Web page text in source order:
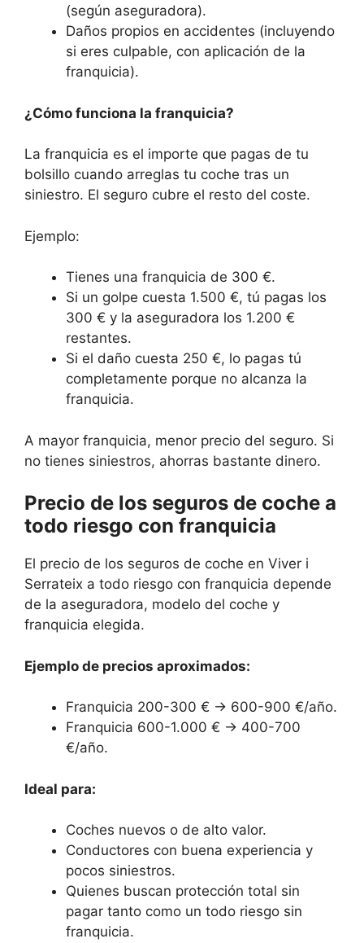
(según aseguradora).
Daños propios en accidentes (incluyendo
si eres culpable, con aplicación de la
franquicia).
¿Cómo funciona la franquicia?
La franquicia es el importe que pagas de tu
bolsillo cuando arreglas tu coche tras un
siniestro. El seguro cubre el resto del coste.
Ejemplo:
Tienes una franquicia de 300 €.
Si un golpe cuesta 1.500 €, tú pagas los
300 € y la aseguradora los 1.200 €
restantes.
Si el daño cuesta 250 €, lo pagas tú
completamente porque no alcanza la
franquicia.
A mayor franquicia, menor precio del seguro. Si
no tienes siniestros, ahorras bastante dinero.
Precio de los seguros de coche a
todo riesgo con franquicia
El precio de los seguros de coche en Viver i
Serrateix a todo riesgo con franquicia depende
de la aseguradora, modelo del coche y
franquicia elegida.
Ejemplo de precios aproximados:
Franquicia 200-300 € → 600-900 €/año.
Franquicia 600-1.000 € → 400-700
€/año.
Ideal para:
Coches nuevos o de alto valor.
Conductores con buena experiencia y
pocos siniestros.
Quienes buscan protección total sin
pagar tanto como un todo riesgo sin
franquicia.